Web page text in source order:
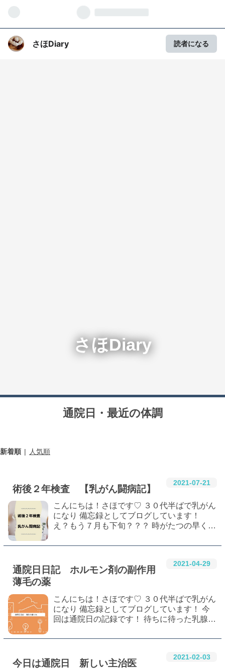
さほDiary 読者になる
さほDiary
通院日・最近の体調
新着順 人気順
2021-07-21
術後２年検査 【乳がん闘病記】
こんにちは！さほです♡ ３０代半ばで乳がん
になり 備忘録としてブログしています！
え？もう７月も下旬？？？ 時がたつの早く
忙しくてずっと体調不良だったり、最近はコ
け…
2021-04-29
通院日日記 ホルモン剤の副作用
薄毛の薬
こんにちは！さほです♡ ３０代半ばで乳がん
になり 備忘録としてブログしています！ 今
回は通院日の記録です！ 待ちに待った乳腺科
ってから薄毛が止まらず…。 調べたら薄毛に
2021-02-03
今日は通院日 新しい主治医